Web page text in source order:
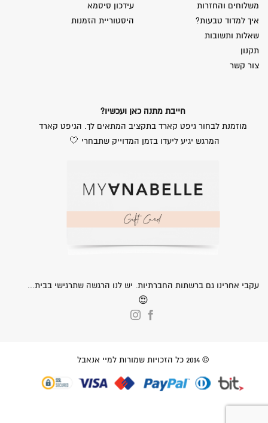
משלוחים והחזרות
איך למדוד טבעות?
שאלות ותשובות
תקנון
צור קשר
עידכון סיסמא
היסטוריית הזמנות
חייבת מתנה כאן ועכשיו?
מוזמנת לבחור גיפט קארד בתקציב המתאים לך. הגיפט קארד
המרגש יגיע ליעדו בזמן המדוייק שתבחרי 🤍
עקבי אחרינו גם ברשתות החברתיות. יש לנו הרגשה שתרגישי בבית...
😍
© 2014 כל הזכויות שמורות למיי אנאבל